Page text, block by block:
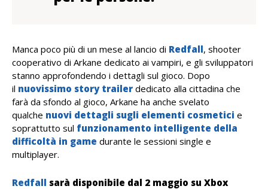
Manca poco più di un mese al lancio di Redfall, shooter
cooperativo di Arkane dedicato ai vampiri, e gli sviluppatori
stanno approfondendo i dettagli sul gioco. Dopo
il nuovissimo story trailer dedicato alla cittadina che
farà da sfondo al gioco, Arkane ha anche svelato
qualche nuovi dettagli sugli elementi cosmetici e
soprattutto sul funzionamento intelligente della
difficoltà in game durante le sessioni single e
multiplayer.
Redfall sarà disponibile dal 2 maggio su Xbox